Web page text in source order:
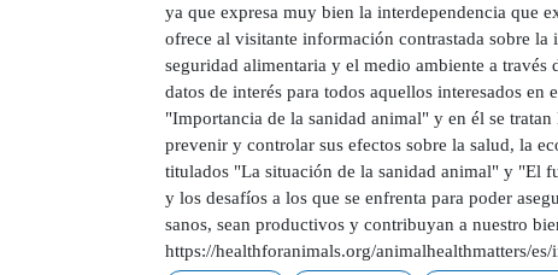
ya que expresa muy bien la interdependencia que
ofrece al visitante información contrastada sobre
seguridad alimentaria y el medio ambiente a
datos de interés para todos aquellos interesados
"Importancia de la sanidad animal" y en él se
prevenir y controlar sus efectos sobre la salud, la
titulados "La situación de la sanidad animal" y "El
y los desafíos a los que se enfrenta para poder
sanos, sean productivos y contribuyan a nuestro
https://healthforanimals.org/animalhealthmatters/es/